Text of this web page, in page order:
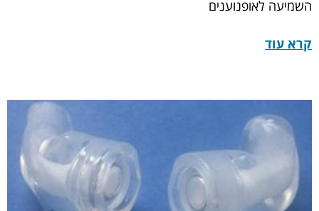
השמיעה לאופנוענים
קרא עוד